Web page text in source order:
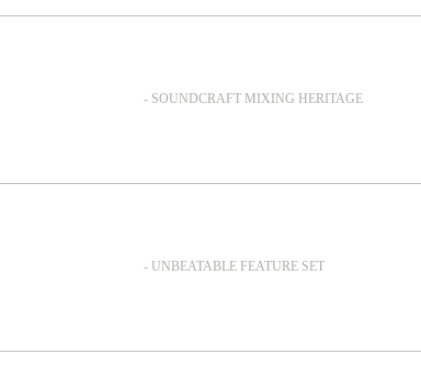
- SOUNDCRAFT MIXING HERITAGE
- UNBEATABLE FEATURE SET